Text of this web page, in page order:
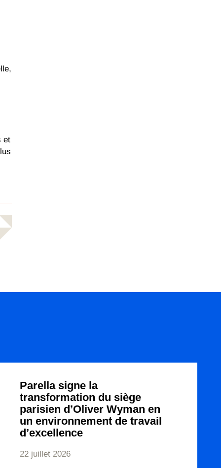
et
Parella signe la
transformation du siège
parisien d’Oliver Wyman en
un environnement de travail
d’excellence
22 juillet 2026